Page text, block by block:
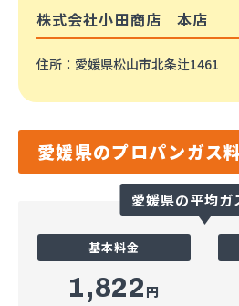
株式会社小田商店 本店
住所 ：愛媛県松山市北条辻1461
愛媛県のプロパンガス
愛媛県の平均ガ
基本料金
1,822 円